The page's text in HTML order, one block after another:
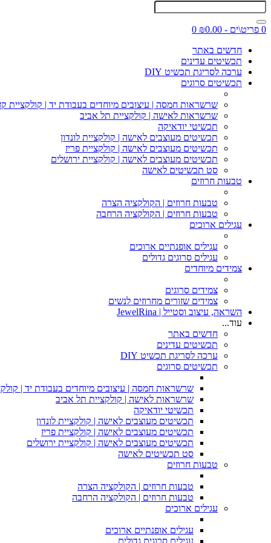
0 פריט\ים - ₪0.00
0
חדשים באתר
תכשיטים עדינים
ערכה לסריגת תכשיט DIY
תכשיטים סרוגים
שרשראות חמסה | עיצובים מיוחדים בעבודת יד | קולקציית
שרשראות לאישה | קולקציית תל אביב
תכשיטי יודאיקה
תכשיטים מעוצבים לאישה | קולקציית לונדון
תכשיטים מעוצבים לאישה | קולקציית פריז
תכשיטים מעוצבים לאישה | קולקציית ירושלים
סט תכשיטים לאישה
טבעות חרוזים
טבעות חרוזים | הקולקציה הצרה
טבעות חרוזים | הקולקציה הרחבה
עגילים ארוכים
עגילים אופנתיים ארוכים
עגילים סרוגים גדולים
צמידים מיוחדים
צמידים סרוגים
צמידים שזורים מחרוזים לנשים
השראה, עיצוב וסטייל | JewelRina
עוד...
חדשים באתר
תכשיטים עדינים
ערכה לסריגת תכשיט DIY
תכשיטים סרוגים
שרשראות חמסה | עיצובים מיוחדים בעבודת יד |
שרשראות לאישה | קולקציית תל אביב
תכשיטי יודאיקה
תכשיטים מעוצבים לאישה | קולקציית לונדון
תכשיטים מעוצבים לאישה | קולקציית פריז
תכשיטים מעוצבים לאישה | קולקציית ירושלים
סט תכשיטים לאישה
טבעות חרוזים
טבעות חרוזים | הקולקציה הצרה
טבעות חרוזים | הקולקציה הרחבה
עגילים ארוכים
עגילים אופנתיים ארוכים
עגילים סרוגים גדולים